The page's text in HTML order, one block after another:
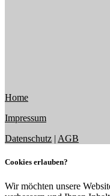
Home
Impressum
Datenschutz | AGB
Cookies erlauben?
Wir möchten unsere